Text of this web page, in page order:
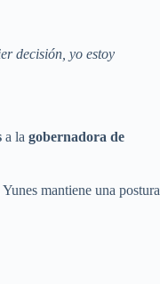
decisión, yo estoy
a la gobernadora de
Yunes mantiene una postura